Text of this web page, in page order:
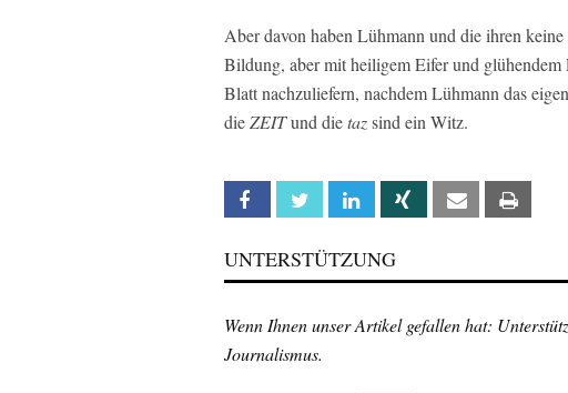
Aber davon haben Lühmann und die ihren
Bildung, aber mit heiligem Eifer und
Blatt nachzuliefern, nachdem Lühmann das
dieZEITund dietazsind ein Witz.
Facebook Twitter Linkedin Xing Email
UNTERSTÜTZUNG
Wenn Ihnen unser Artikel gefallen hat:
Journalismus.